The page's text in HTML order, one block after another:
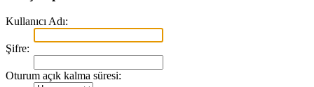
Kullanıcı Adı:
Şifre:
Oturum açık kalma süresi: